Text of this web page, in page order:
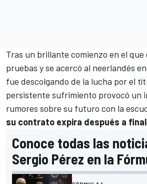
Tras un brillante comienzo en el que
pruebas y se acercó al neerlandés
fue descolgando de la lucha por el
persistente sufrimiento provocó un
rumores sobre su futuro con la
su contrato expira después a
Conoce todas las
Sergio Pérez en la